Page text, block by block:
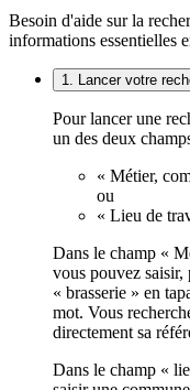
Besoin d'aide sur la
informations essentielles
1. Lancer votre
Pour lancer une
un des deux
« Métier,
ou
« Lieu de
Dans le champ «
vous pouvez saisir,
« brasserie » en
mot. Vous
directement sa
Dans le champ «